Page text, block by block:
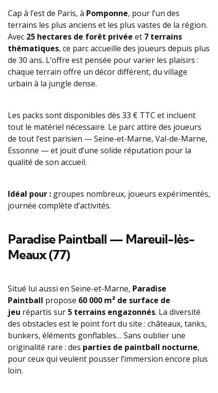
Cap à l’est de Paris, à Pomponne, pour l’un des
terrains les plus anciens et les plus vastes de la région.
Avec 25 hectares de forêt privée et 7 terrains
thématiques, ce parc accueille des joueurs depuis plus
de 30 ans. L’offre est pensée pour varier les plaisirs :
chaque terrain offre un décor différent, du village
urbain à la jungle dense.
Les packs sont disponibles dès 33 € TTC et incluent
tout le matériel nécessaire. Le parc attire des joueurs
de tout l’est parisien — Seine-et-Marne, Val-de-Marne,
Essonne — et jouit d’une solide réputation pour la
qualité de son accueil.
Idéal pour : groupes nombreux, joueurs expérimentés,
journée complète d’activités.
Paradise Paintball — Mareuil-lès-
Meaux (77)
Situé lui aussi en Seine-et-Marne, Paradise
Paintball propose 60 000 m² de surface de
jeu répartis sur 5 terrains engazonnés. La diversité
des obstacles est le point fort du site : châteaux, tanks,
bunkers, éléments gonflables… Sans oublier une
originalité rare : des parties de paintball nocturne,
pour ceux qui veulent pousser l’immersion encore plus
loin.